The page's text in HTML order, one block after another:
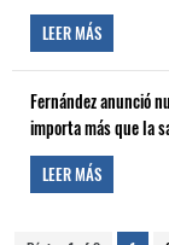
LEER MÁS
Fernández anunció
importa más que la
LEER MÁS